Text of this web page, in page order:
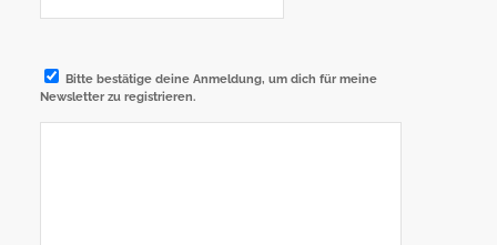
Bitte bestätige deine Anmeldung, um dich für meine
Newsletter zu registrieren.